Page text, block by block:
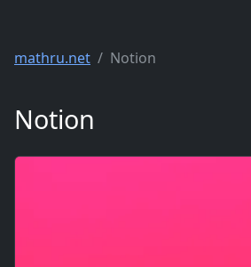
mathru.net Notion
Notion